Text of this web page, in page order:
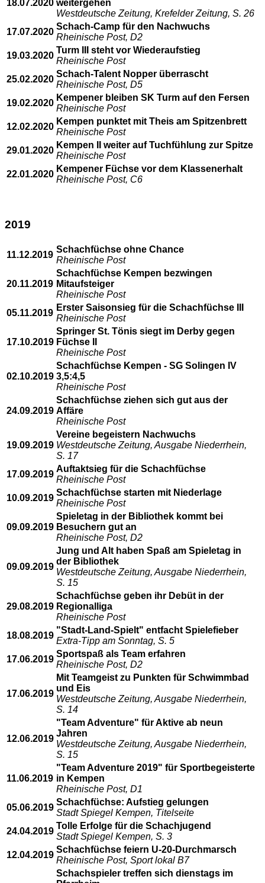
18.07.2020 weitergehen
Westdeutsche Zeitung, Krefelder Zeitung, S. 26
17.07.2020
Schach-Camp für den Nachwuchs
Rheinische Post, D2
19.03.2020
Turm III steht vor Wiederaufstieg
Rheinische Post
25.02.2020
Schach-Talent Nopper überrascht
Rheinische Post, D5
19.02.2020
Kempener bleiben SK Turm auf den Fersen
Rheinische Post
12.02.2020
Kempen punktet mit Theis am Spitzenbrett
Rheinische Post
29.01.2020
Kempen II weiter auf Tuchfühlung zur Spitze
Rheinische Post
22.01.2020
Kempener Füchse vor dem Klassenerhalt
Rheinische Post, C6
2019
11.12.2019
Schachfüchse ohne Chance
Rheinische Post
20.11.2019
Schachfüchse Kempen bezwingen
Mitaufsteiger
Rheinische Post
05.11.2019
Erster Saisonsieg für die Schachfüchse III
Rheinische Post
17.10.2019
Springer St. Tönis siegt im Derby gegen
Füchse II
Rheinische Post
02.10.2019
Schachfüchse Kempen - SG Solingen IV
3,5:4,5
Rheinische Post
24.09.2019
Schachfüchse ziehen sich gut aus der
Affäre
Rheinische Post
19.09.2019
Vereine begeistern Nachwuchs
Westdeutsche Zeitung, Ausgabe Niederrhein,
S. 17
17.09.2019
Auftaktsieg für die Schachfüchse
Rheinische Post
10.09.2019
Schachfüchse starten mit Niederlage
Rheinische Post
09.09.2019
Spieletag in der Bibliothek kommt bei
Besuchern gut an
Rheinische Post, D2
09.09.2019
Jung und Alt haben Spaß am Spieletag in
der Bibliothek
Westdeutsche Zeitung, Ausgabe Niederrhein,
S. 15
29.08.2019
Schachfüchse geben ihr Debüt in der
Regionalliga
Rheinische Post
18.08.2019
"Stadt-Land-Spielt" entfacht Spielefieber
Extra-Tipp am Sonntag, S. 5
17.06.2019
Sportspaß als Team erfahren
Rheinische Post, D2
17.06.2019
Mit Teamgeist zu Punkten für Schwimmbad
und Eis
Westdeutsche Zeitung, Ausgabe Niederrhein,
S. 14
12.06.2019
"Team Adventure" für Aktive ab neun
Jahren
Westdeutsche Zeitung, Ausgabe Niederrhein,
S. 15
11.06.2019
"Team Adventure 2019" für Sportbegeisterte
in Kempen
Rheinische Post, D1
05.06.2019
Schachfüchse: Aufstieg gelungen
Stadt Spiegel Kempen, Titelseite
24.04.2019
Tolle Erfolge für die Schachjugend
Stadt Spiegel Kempen, S. 3
12.04.2019
Schachfüchse feiern U-20-Durchmarsch
Rheinische Post, Sport lokal B7
Schachspieler treffen sich dienstags im